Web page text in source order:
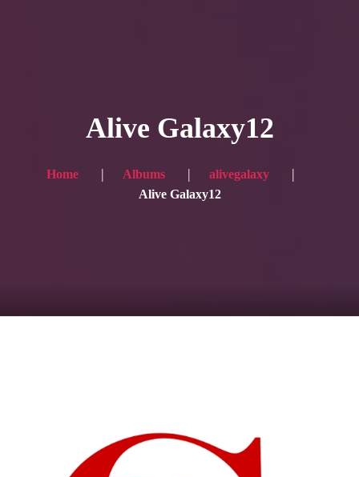
Blog
Gallery
Alive Galaxy12
Home Albums
alivegalaxy
Alive Galaxy12